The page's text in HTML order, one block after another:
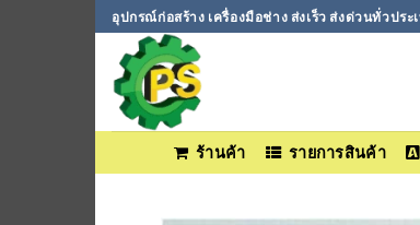
ข้าม
ไป
เนื้อหา
อุปกรณ์ก่อสร้าง เครื่องมือช่าง ส่งเร็ว ส่งด่วนทั่วประ
ร้านค้า รายการสินค้า